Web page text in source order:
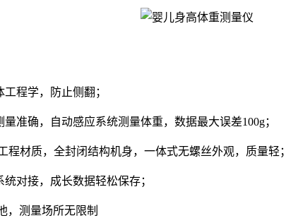
程学，防止侧翻；
准确，自动感应系统测量体重，数据最大误差100g；
程材质，全封闭结构机身，一体式无螺丝外观，质量轻；
对接，成长数据轻松保存；
，测量场所无限制